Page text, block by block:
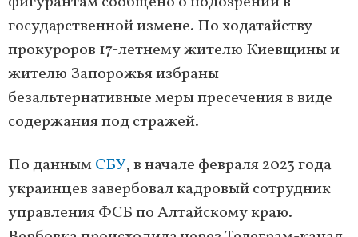
государственной измене. По ходатайству
прокуроров 17-летнему жителю Киевщины и
жителю Запорожья избраны
безальтернативные меры пресечения в виде
содержания под стражей.
По даннымСБУ, в начале февраля 2023 года
украинцев завербовал кадровый сотрудник
управления ФСБ по Алтайскому краю.